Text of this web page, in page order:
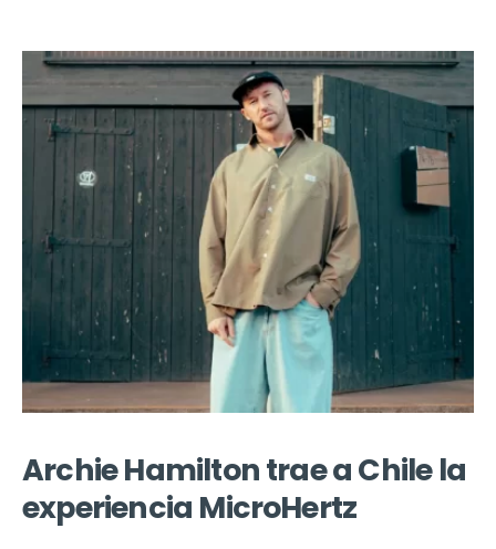
Archie Hamilton trae a Chile la
experiencia MicroHertz